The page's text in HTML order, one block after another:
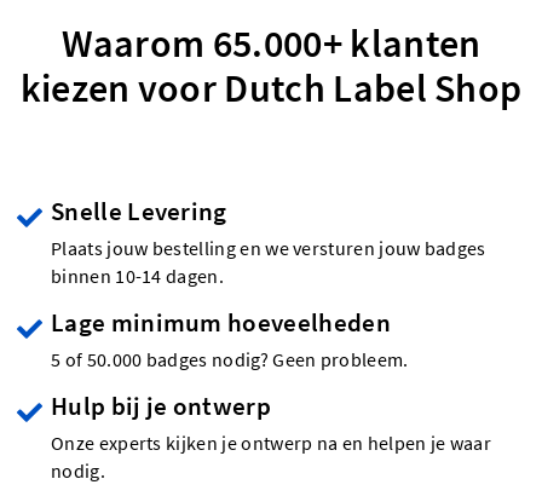
Waarom 65.000+ klanten
kiezen voor Dutch Label Shop
Snelle Levering
Plaats jouw bestelling en we versturen jouw badges
binnen 10-14 dagen.
Lage minimum hoeveelheden
5 of 50.000 badges nodig? Geen probleem.
Hulp bij je ontwerp
Onze experts kijken je ontwerp na en helpen je waar
nodig.